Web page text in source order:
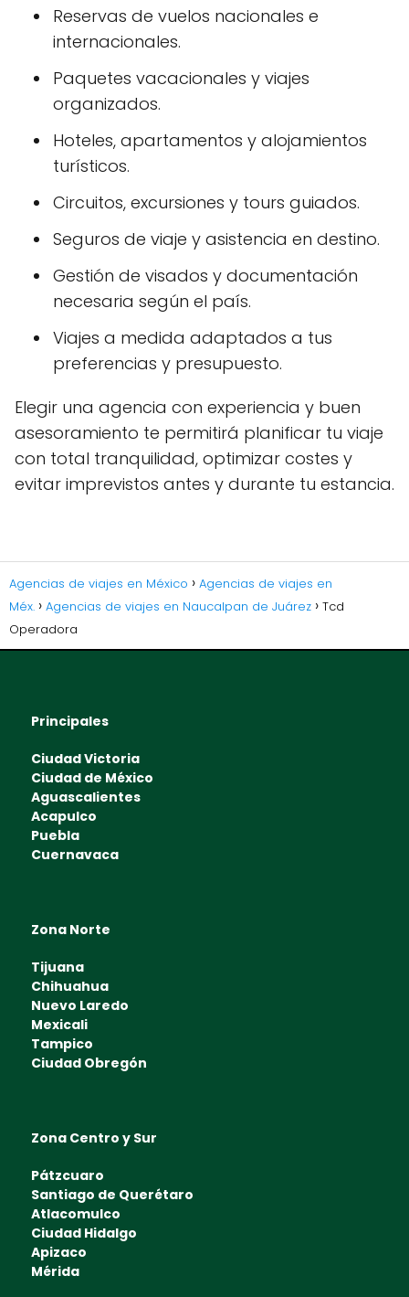
Reservas de vuelos nacionales e
internacionales.
Paquetes vacacionales y viajes
organizados.
Hoteles, apartamentos y alojamientos
turísticos.
Circuitos, excursiones y tours guiados.
Seguros de viaje y asistencia en destino.
Gestión de visados y documentación
necesaria según el país.
Viajes a medida adaptados a tus
preferencias y presupuesto.
Elegir una agencia con experiencia y buen
asesoramiento te permitirá planificar tu viaje
con total tranquilidad, optimizar costes y
evitar imprevistos antes y durante tu estancia.
Agencias de viajes en México
Agencias de viajes en
Méx.
Agencias de viajes en Naucalpan de Juárez
Tcd
Operadora
Principales
Ciudad Victoria
Ciudad de México
Aguascalientes
Acapulco
Puebla
Cuernavaca
Zona Norte
Tijuana
Chihuahua
Nuevo Laredo
Mexicali
Tampico
Ciudad Obregón
Zona Centro y Sur
Pátzcuaro
Santiago de Querétaro
Atlacomulco
Ciudad Hidalgo
Apizaco
Mérida